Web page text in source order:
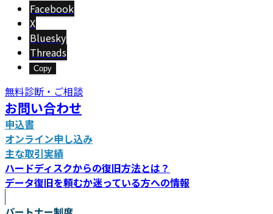
Facebook
X
Bluesky
Threads
Copy
無料診断・ご相談
お問い合わせ
申込書
オンライン申し込み
主な取引実績
ハードディスクからの復旧方法とは？
データ復旧を頼むか迷っている方への情報